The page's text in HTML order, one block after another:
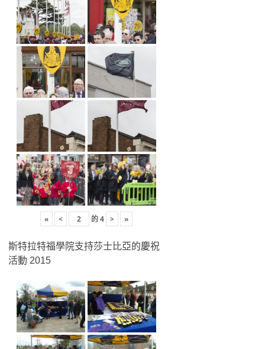
« < 的4 > »
斯特拉特福學院支持莎士比亞的慶祝
活動 2015